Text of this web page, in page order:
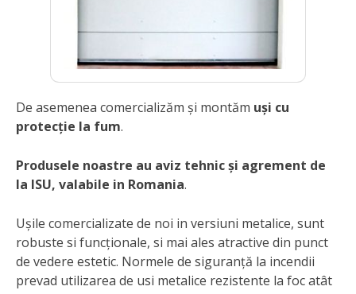
De asemenea comercializăm și montăm uși cu
protecție la fum.
Produsele noastre au aviz tehnic și agrement de
la ISU, valabile in Romania.
Ușile comercializate de noi in versiuni metalice, sunt
robuste si funcționale, si mai ales atractive din punct
de vedere estetic. Normele de siguranță la incendii
prevad utilizarea de usi metalice rezistente la foc atât